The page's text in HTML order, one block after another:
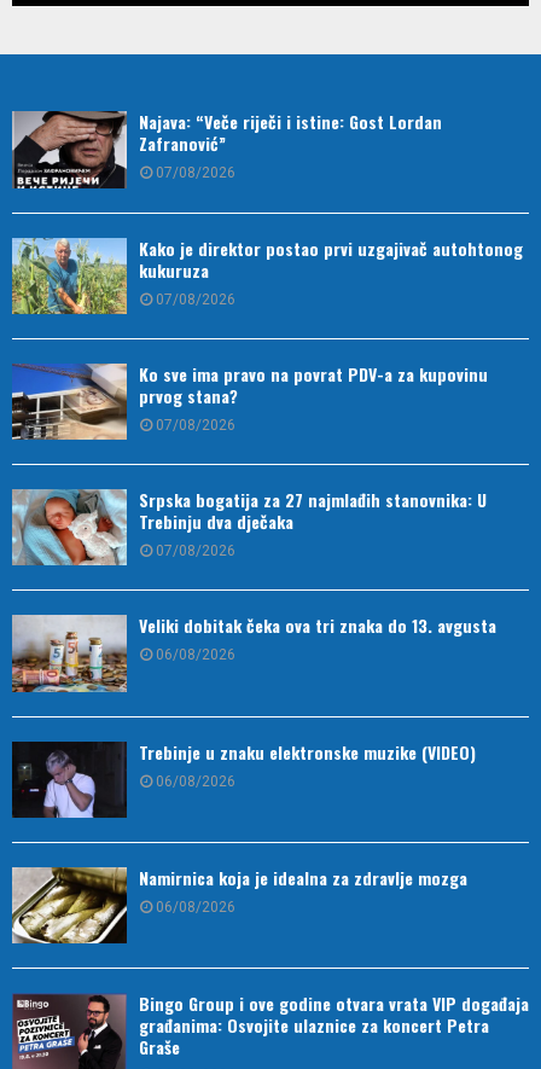
Najava: “Veče riječi i istine: Gost Lordan
Zafranović”
07/08/2026
Kako je direktor postao prvi uzgajivač autohtonog
kukuruza
07/08/2026
Ko sve ima pravo na povrat PDV-a za kupovinu
prvog stana?
07/08/2026
Srpska bogatija za 27 najmlađih stanovnika: U
Trebinju dva dječaka
07/08/2026
Veliki dobitak čeka ova tri znaka do 13. avgusta
06/08/2026
Trebinje u znaku elektronske muzike (VIDEO)
06/08/2026
Namirnica koja je idealna za zdravlje mozga
06/08/2026
Bingo Group i ove godine otvara vrata VIP događaja
građanima: Osvojite ulaznice za koncert Petra
Graše